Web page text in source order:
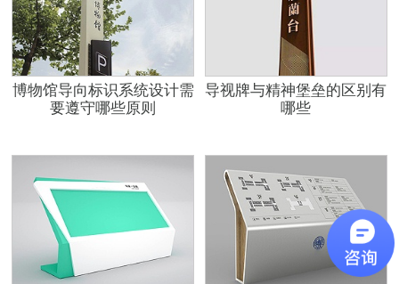
博物馆导向标识系统设计需
要遵守哪些原则
导视牌与精神堡垒的区别有
哪些